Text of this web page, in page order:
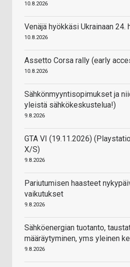
10.8.2026
Venäjä hyökkäsi Ukrainaan 24.
10.8.2026
Assetto Corsa rally (early
10.8.2026
Sähkönmyyntisopimukset ja
yleistä sähkökeskustelua!)
9.8.2026
GTA VI (19.11.2026)
X/S)
9.8.2026
Pariutumisen haasteet
vaikutukset
9.8.2026
Sähköenergian tuotanto,
määräytyminen, yms yleinen
9.8.2026